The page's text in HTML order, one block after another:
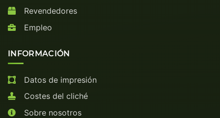
Revendedores
Empleo
INFORMACIÓN
Datos de impresión
Costes del cliché
Sobre nosotros